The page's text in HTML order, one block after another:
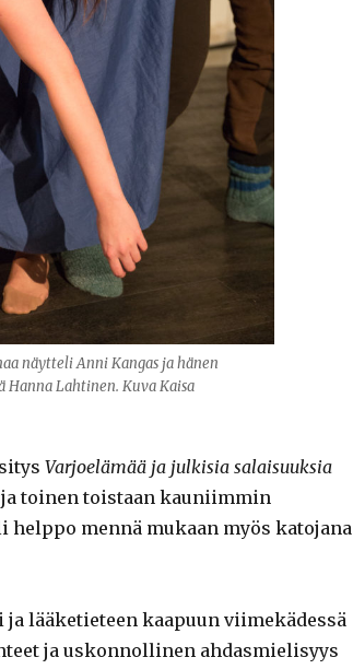
näytteli Anni Kangas ja hänen
Lahtinen. Kuva Kaisa
Varjoelämää ja julkisia salaisuuksia
toinen toistaan kauniimmin
mennä mukaan myös katojana
lääketieteen kaapuun viimekädessä
ja uskonnollinen ahdasmielisyys